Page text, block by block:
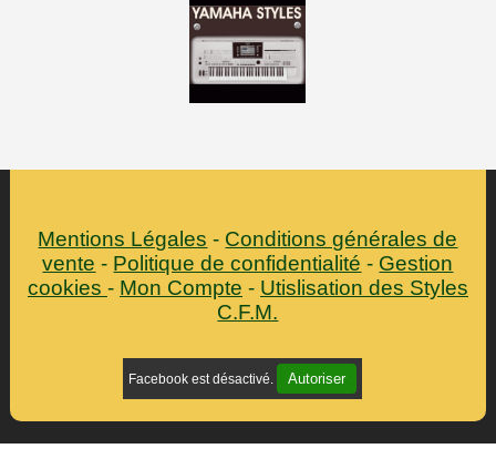
Mentions Légales
Conditions générales de
vente
Politique de confidentialité
Gestion
cookies
Mon Compte
Utislisation des Styles
C.F.M.
Facebook est désactivé. Autoriser